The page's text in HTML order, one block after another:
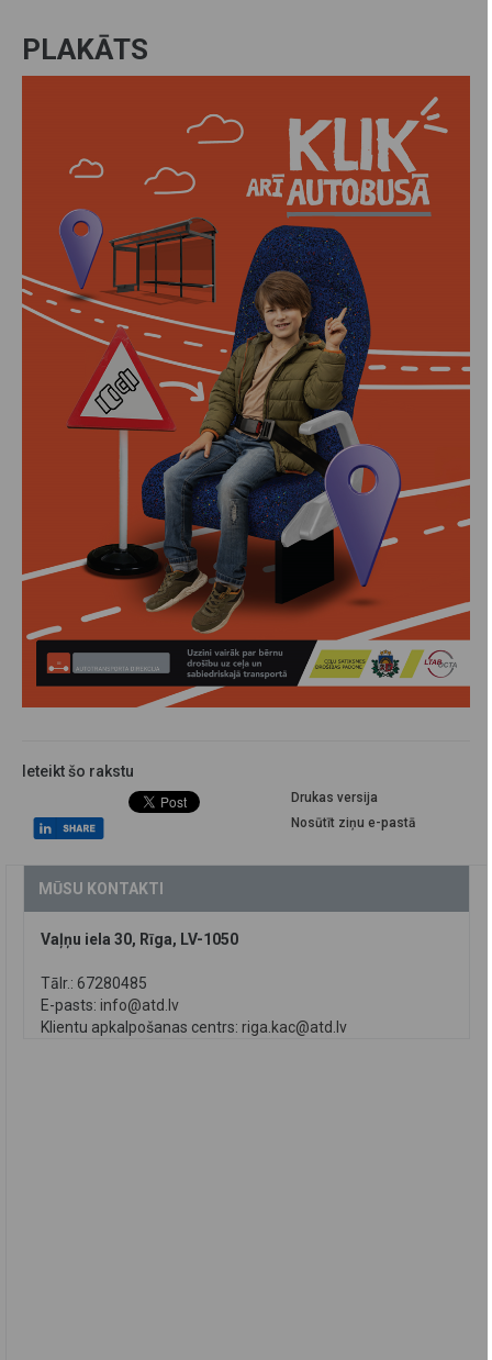
PLAKĀTS
Ieteikt šo rakstu
Drukas versija
Nosūtīt ziņu e-pastā
MŪSU KONTAKTI
Vaļņu iela 30, Rīga, LV-1050
Tālr.: 67280485
E-pasts: info@atd.lv
Klientu apkalpošanas centrs: riga.kac@atd.lv